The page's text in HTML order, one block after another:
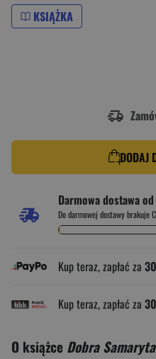
KSIĄŻKA
DODAJ
Darmowa dostawa od
Do darmowej dostawy brakuje
Kup teraz, zapłać za
Kup teraz, zapłać za
O książce Dobra